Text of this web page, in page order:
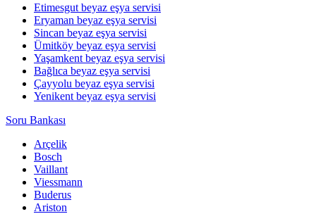
Etimesgut beyaz eşya servisi
Eryaman beyaz eşya servisi
Sincan beyaz eşya servisi
Ümitköy beyaz eşya servisi
Yaşamkent beyaz eşya servisi
Bağlıca beyaz eşya servisi
Çayyolu beyaz eşya servisi
Yenikent beyaz eşya servisi
Soru Bankası
Arçelik
Bosch
Vaillant
Viessmann
Buderus
Ariston